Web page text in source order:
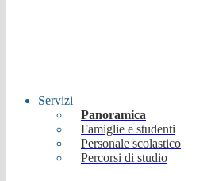
Servizi
Panoramica
Famiglie e studenti
Personale scolastico
Percorsi di studio